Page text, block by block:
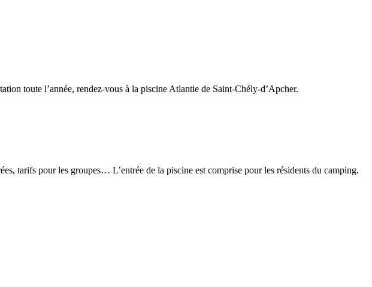
toute l’année, rendez-vous à la piscine Atlantie de Saint-Chély-d’Apcher.
tarifs pour les groupes… L’entrée de la piscine est comprise pour les résidents du camping.